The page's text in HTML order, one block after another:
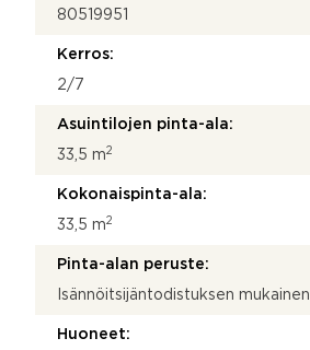
80519951
Kerros:
2/7
Asuintilojen pinta-ala:
33,5 m2
Kokonaispinta-ala:
33,5 m2
Pinta-alan peruste:
Isännöitsijäntodistuksen mukainen
Huoneet: